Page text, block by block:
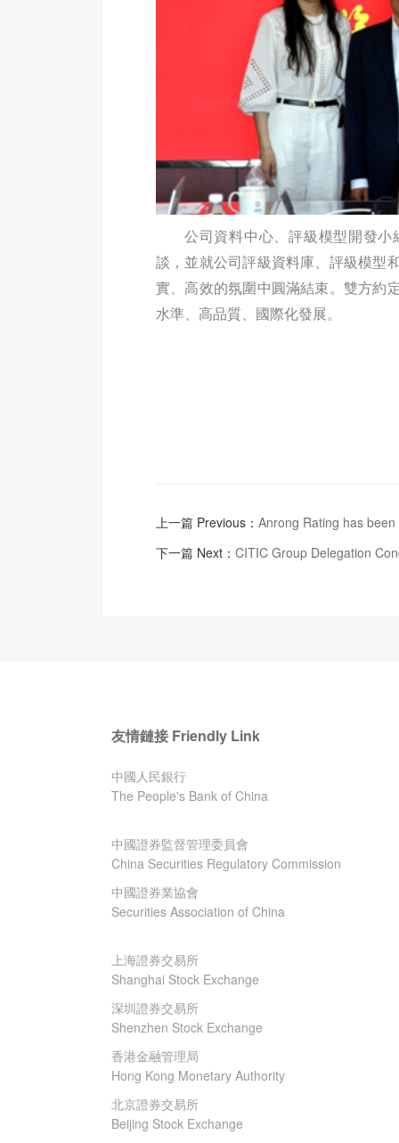
公司資料中心、評級模型開發
談，並就公司評級資料庫、評級模型
實、高效的氛圍中圓滿結束。雙方約
水準、高品質、國際化發展。
上一篇 Previous： Anrong Rating has
下一篇 Next： CITIC Group Delegation
友情鏈接 Friendly Link
中國人民銀行
The People's Bank of China
中國證券監督管理委員會
China Securities Regulatory Commission
中國證券業協會
Securities Association of China
上海證券交易所
Shanghai Stock Exchange
深圳證券交易所
Shenzhen Stock Exchange
香港金融管理局
Hong Kong Monetary Authority
北京證券交易所
Beijing Stock Exchange